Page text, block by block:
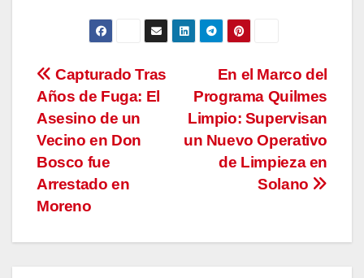
Navegación
de
entradas
En el Marco del
Programa Quilmes
Limpio: Supervisan
un Nuevo Operativo
de Limpieza en
Solano
Capturado Tras
Años de Fuga: El
Asesino de un
Vecino en Don
Bosco fue
Arrestado en
Moreno